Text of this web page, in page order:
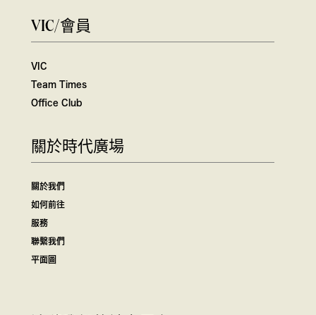
VIC/會員
VIC
Team Times
Office Club
關於時代廣場
關於我們
如何前往
服務
聯繫我們
平面圖